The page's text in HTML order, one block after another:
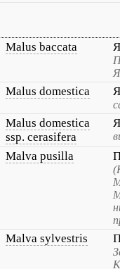
Malus baccata
Malus domestica
Malus domestica
ssp. cerasifera
Malva pusilla
Malva sylvestris